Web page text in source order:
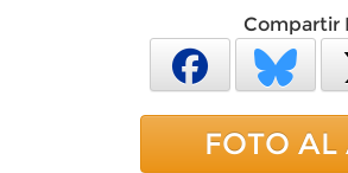
Compartir
FOTO AL